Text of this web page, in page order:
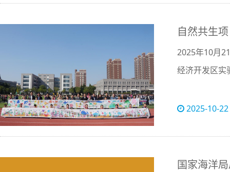
自然共生
2025年10月
经济开发区实
2025-10-22
国家海洋